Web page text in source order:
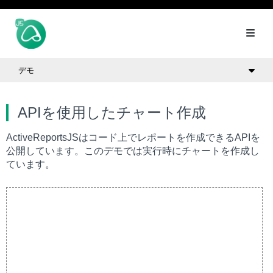
デモ
APIを使用したチャート作成
ActiveReportsJSはコード上でレポートを作成できるAPIを
公開しています。このデモでは実行時にチャートを作成し
ています。